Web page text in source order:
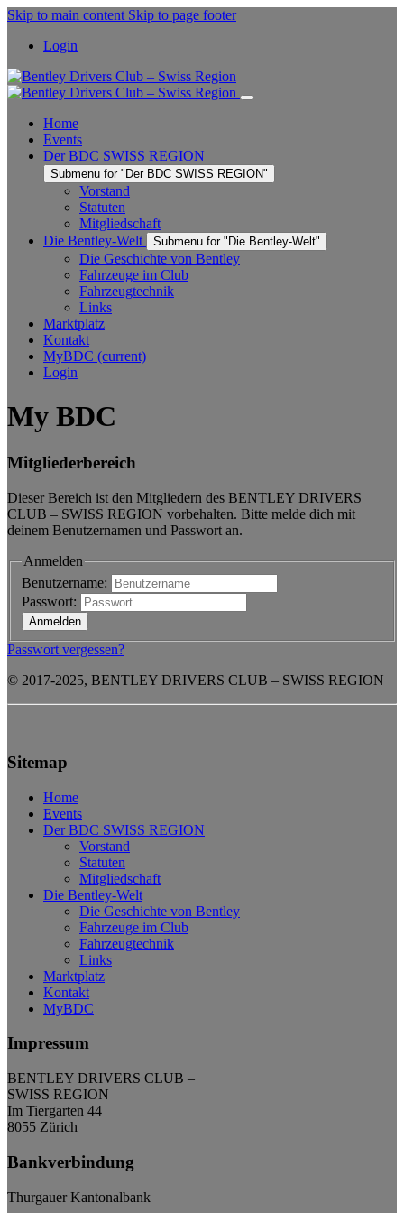
Skip to main content Skip to page footer
Login
Home
Events
Der BDC SWISS REGION
Submenu for "Der BDC SWISS REGION"
Vorstand
Statuten
Mitgliedschaft
Die Bentley-Welt
Submenu for "Die Bentley-Welt"
Die Geschichte von Bentley
Fahrzeuge im Club
Fahrzeugtechnik
Links
Marktplatz
Kontakt
MyBDC (current)
Login
My BDC
Mitgliederbereich
Dieser Bereich ist den Mitgliedern des BENTLEY DRIVERS
CLUB – SWISS REGION vorbehalten. Bitte melde dich mit
deinem Benutzernamen und Passwort an.
Anmelden
Benutzername:
Passwort:
Passwort vergessen?
© 2017-2025, BENTLEY DRIVERS CLUB – SWISS REGION
Sitemap
Home
Events
Der BDC SWISS REGION
Vorstand
Statuten
Mitgliedschaft
Die Bentley-Welt
Die Geschichte von Bentley
Fahrzeuge im Club
Fahrzeugtechnik
Links
Marktplatz
Kontakt
MyBDC
Impressum
BENTLEY DRIVERS CLUB –
SWISS REGION
Im Tiergarten 44
8055 Zürich
Bankverbindung
Thurgauer Kantonalbank